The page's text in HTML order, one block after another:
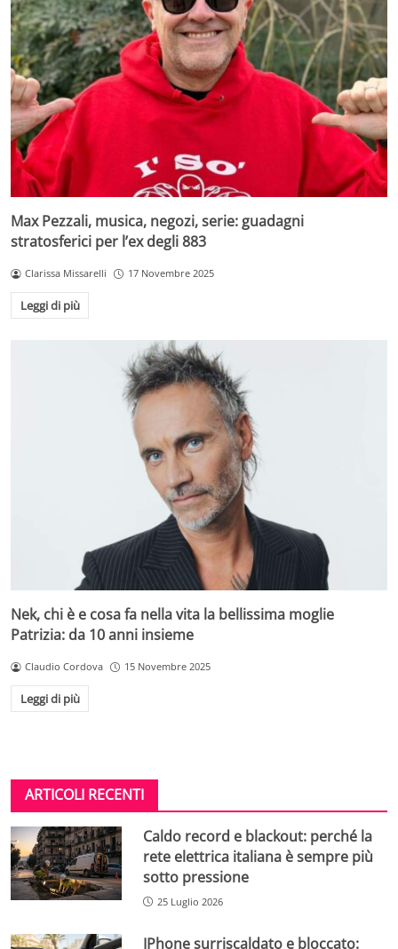
Max Pezzali, musica, negozi, serie: guadagni
stratosferici per l’ex degli 883
Clarissa Missarelli 17 Novembre 2025
Leggi di più
Nek, chi è e cosa fa nella vita la bellissima moglie
Patrizia: da 10 anni insieme
Claudio Cordova 15 Novembre 2025
Leggi di più
ARTICOLI RECENTI
Caldo record e blackout: perché la
rete elettrica italiana è sempre più
sotto pressione
25 Luglio 2026
IPhone surriscaldato e bloccato: